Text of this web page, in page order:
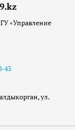
«Управление
43
ул.